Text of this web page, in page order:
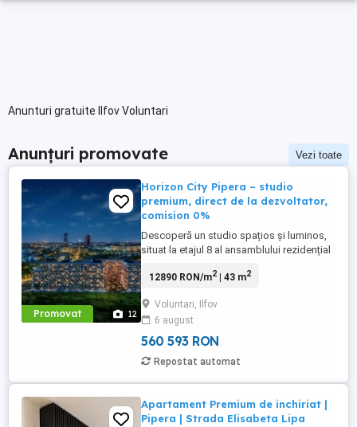
Anunturi gratuite Ilfov Voluntari
Anunțuri promovate Vezi toate
Promovat 12
Horizon City Pipera – studio
premium, direct de la dezvoltator,
comision 0%
Descoperă un studio spațios și luminos,
situat la etajul 8 al ansamblului rezidențial
nordul Bucureștiului. Locuința beneficiază
impresionant de 13,5 mp, perfect pentru
relaxare, un mic colț verde sau seri liniștite
cu priveliște ...
12890 RON/m2| 43 m2
Voluntari, Ilfov
6 august
560 593 RON
Repostat automat
Apartament Premium de inchiriat |
Pipera | Strada Elisabeta Lipa